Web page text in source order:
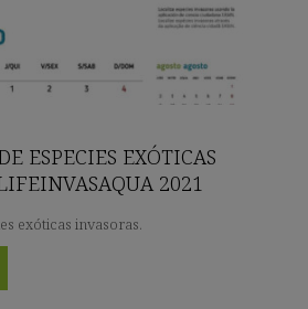
ESPECIES EXÓTICAS
2021
exóticas invasoras.